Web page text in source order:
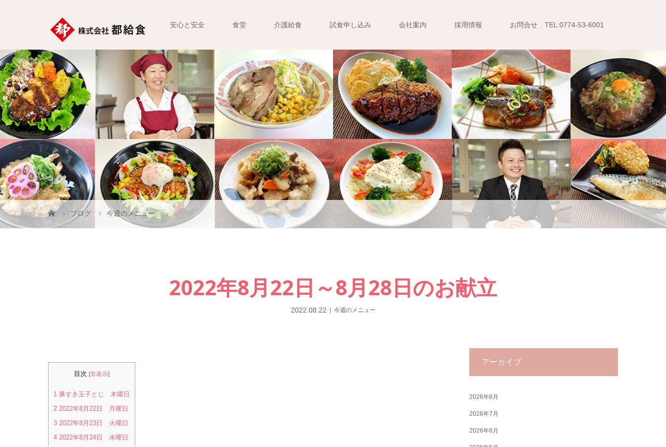
安心と安全 食堂 介護給食 試食申し込み 会社案内 採用情報 お問合せ TEL:0774-53-6001
ブログ 今週のメニュー
2022年8月22日～8月28日のお献立
2022.08.22 今週のメニュー
目次 [非表示]
1 豚すき玉子とじ 木曜日
2 2022年8月22日 月曜日
3 2022年8月23日 火曜日
4 2022年8月24日 水曜日
アーカイブ
2026年8月
2026年7月
2026年6月